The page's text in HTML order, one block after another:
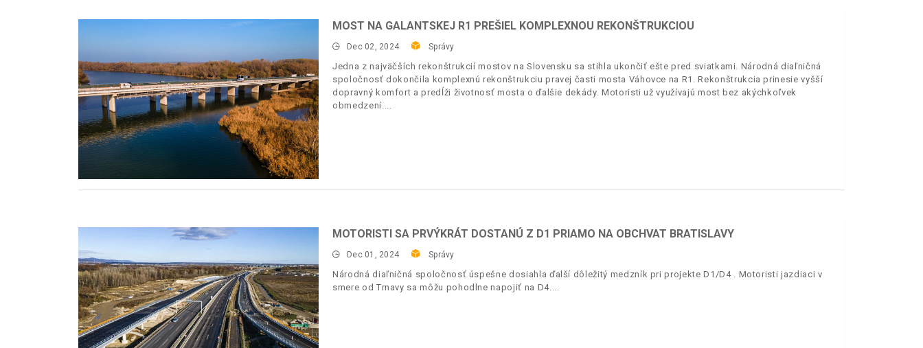
MOST NA GALANTSKEJ R1 PREŠIEL KOMPLEXNOU REKONŠTRUKCIOU
Dec 02, 2024 Správy
Jedna z najväčších rekonštrukcií mostov na Slovensku sa stihla ukončiť ešte pred sviatkami. Národná diaľničná
spoločnosť dokončila komplexnú rekonštrukciu pravej časti mosta Váhovce na R1. Rekonštrukcia prinesie vyšší
dopravný komfort a predĺži životnosť mosta o ďalšie dekády. Motoristi už využívajú most bez akýchkoľvek
obmedzení.
MOTORISTI SA PRVÝKRÁT DOSTANÚ Z D1 PRIAMO NA OBCHVAT BRATISLAVY
Dec 01, 2024 Správy
Národná diaľničná spoločnosť úspešne dosiahla ďalší dôležitý medzník pri projekte D1/D4 . Motoristi jazdiaci v
smere od Trnavy sa môžu pohodlne napojiť na D4.